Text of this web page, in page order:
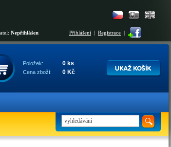
Nepřihlášen Přihlášení | Registrace |
Položek: 0 ks
Cena zboží: 0 Kč